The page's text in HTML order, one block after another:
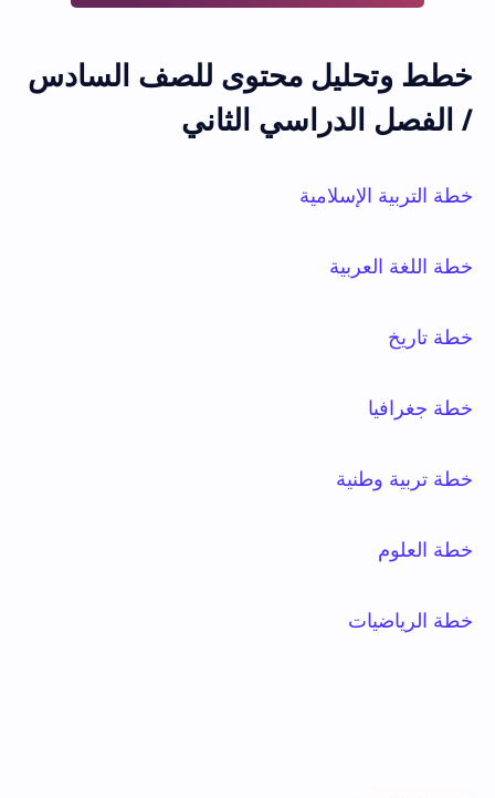
خطط وتحليل محتوى للصف السادس
/ الفصل الدراسي الثاني
خطة التربية الإسلامية
خطة اللغة العربية
خطة تاريخ
خطة جغرافيا
خطة تربية وطنية
خطة العلوم
خطة الرياضيات